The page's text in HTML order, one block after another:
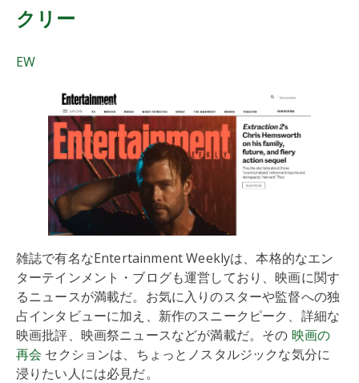
クリー
EW
雑誌で有名なEntertainment Weeklyは、本格的なエン
ターテインメント・ブログも運営しており、映画に関す
るニュースが満載だ。お気に入りのスターや監督への独
占インタビューに加え、新作のスニークピーク、詳細な
映画批評、映画祭ニュースなどが満載だ。その 映画の
再会 セクションは、ちょっとノスタルジックな気分に
浸りたい人には必見だ。